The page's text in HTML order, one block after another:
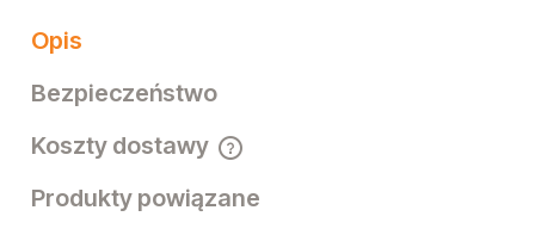
Opis
Bezpieczeństwo
Koszty dostawy
Cena nie zawiera ewentualnych kosztów płatności
Produkty powiązane